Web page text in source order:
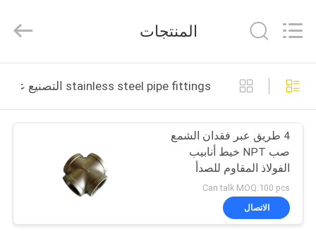
المنزل
المنتجات
فيديوهات
حولنا
CO.,LTD.
المنتجات
stainless steel pipe fittings التصنيع عبر الإنترنت
4 طريق عبر فقدان الشمع
صب NPT خيط أنابيب
الفولاذ المقاوم للصدأ
Can talk MOQ:100 pcs
الاتصال